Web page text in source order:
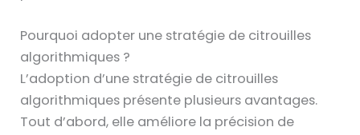
Pourquoi adopter une stratégie de citrouilles
algorithmiques ?
L’adoption d’une stratégie de citrouilles
algorithmiques présente plusieurs avantages.
Tout d’abord, elle améliore la précision de